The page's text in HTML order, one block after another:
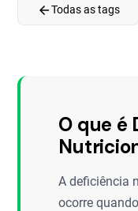
arrow_backTodas as tags
O que é
A deficiência
ocorre